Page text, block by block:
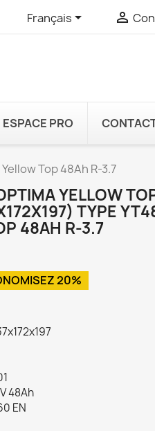
Français 
ESPACE PRO
Top 48Ah R-3.7
YELLOW
TYPE
48AH R-3.7
20%
48Ah
EN